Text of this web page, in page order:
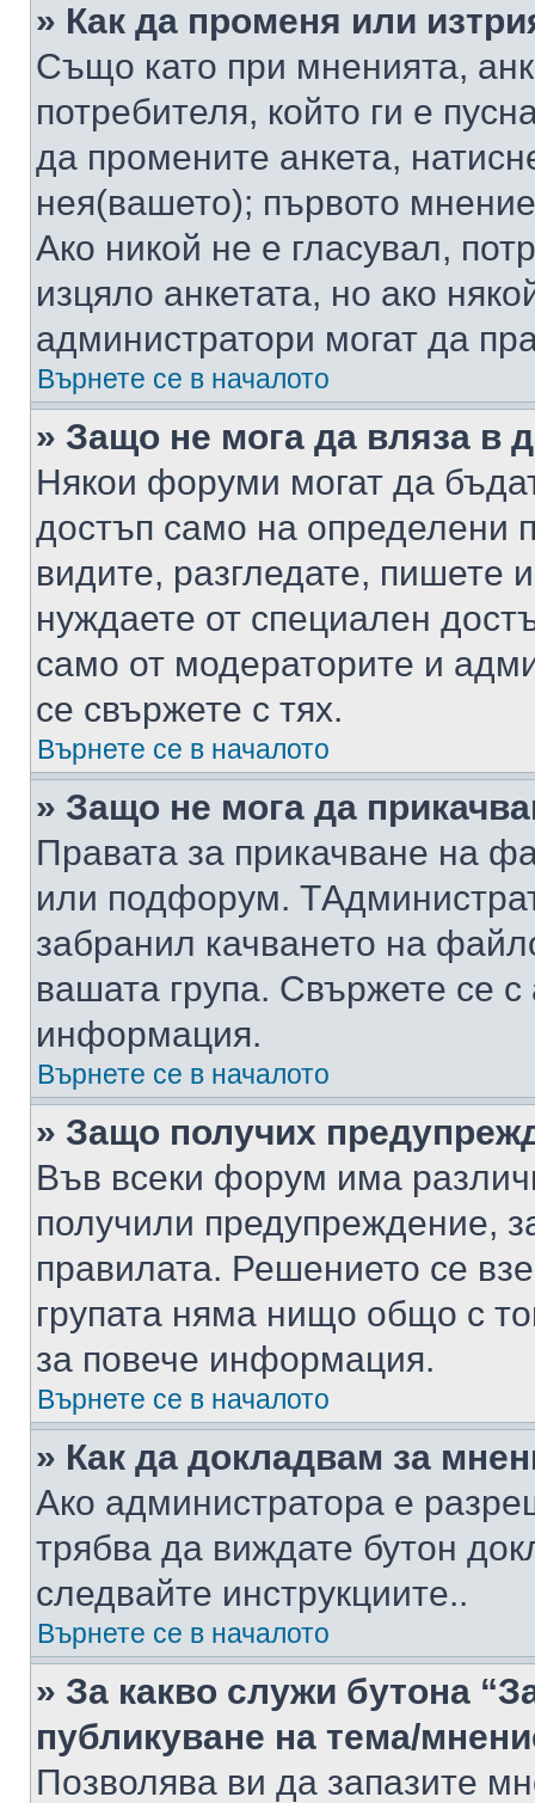
» Как да променя или
Също като при мненията,
потребителя, който ги е
да промените анкета,
нея(вашето); първото
Ако никой не е гласувал,
изцяло анкетата, но ако
администратори могат да
Върнете се в началото
» Защо не мога да вляза в
Някои форуми могат да
достъп само на определени
видите, разгледате, пишете
нуждаете от специален
само от модераторите и
се свържете с тях.
Върнете се в началото
» Защо не мога да
Правата за прикачване на
или подфорум.
забранил качването на
вашата група. Свържете се
информация.
Върнете се в началото
» Защо получих
Във всеки форум има
получили предупреждение,
правилата. Решението се
групата няма нищо общо с
за повече информация.
Върнете се в началото
» Как да докладвам за
Ако администратора е
трябва да виждате бутон
следвайте инструкциите..
Върнете се в началото
» За какво служи бутона
публикуване на тема/
Позволява ви да запазите